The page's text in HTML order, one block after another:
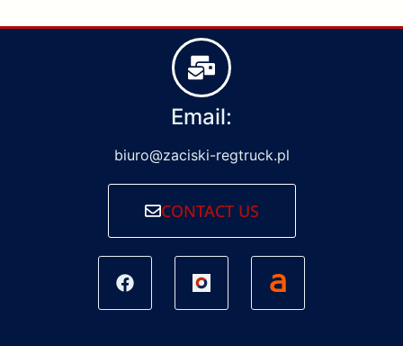
Email:
biuro@zaciski-regtruck.pl
CONTACT US